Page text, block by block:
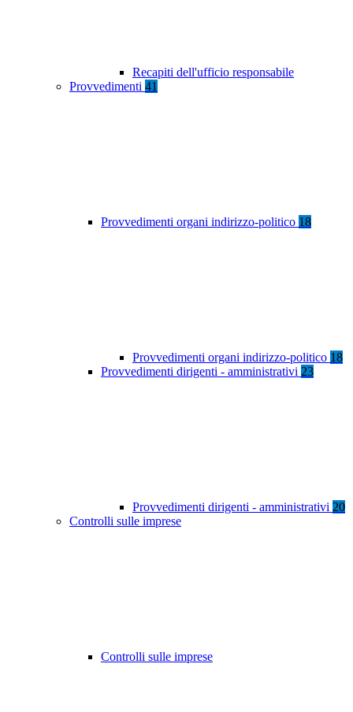
Recapiti dell'ufficio responsabile
Provvedimenti 41
Provvedimenti organi indirizzo-politico 18
Provvedimenti organi indirizzo-politico 18
Provvedimenti dirigenti - amministrativi 23
Provvedimenti dirigenti - amministrativi 20
Controlli sulle imprese
Controlli sulle imprese